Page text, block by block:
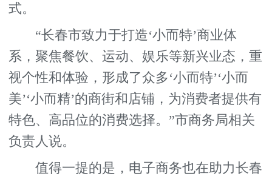
式。
“长春市致力于打造‘小而特’商业体
系，聚焦餐饮、运动、娱乐等新兴业态，重
视个性和体验，形成了众多‘小而特’‘小而
美’‘小而精’的商街和店铺，为消费者提供有
特色、高品位的消费选择。”市商务局相关
负责人说。
值得一提的是，电子商务也在助力长春